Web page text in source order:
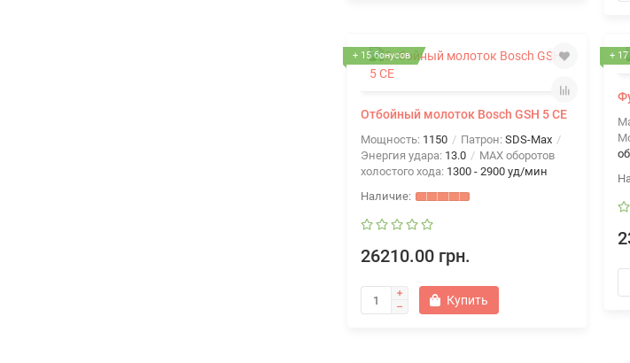
+ 15 бонусов
Отбойный молоток Bosch GSH 5 CE
Мощность: 1150 Патрон: SDS-Max
Энергия удара: 13.0
MAX оборотов
холостого хода: 1300 - 2900 уд/мин
26210.00 грн.
Купить
+